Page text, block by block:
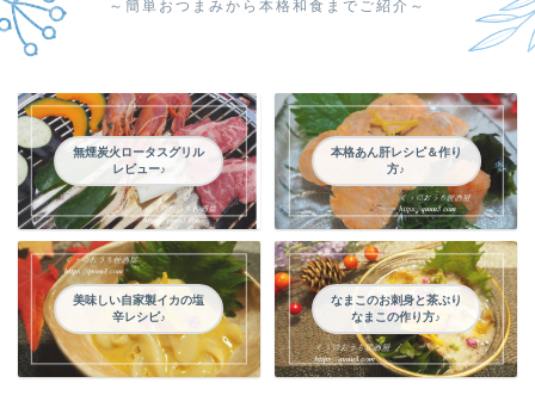
～簡単おつまみから本格和食までご紹介～
無煙炭火ロータスグリル
レビュー♪
本格あん肝レシピ＆作り
方♪
美味しい自家製イカの塩
辛レシピ♪
なまこのお刺身と茶ぶり
なまこの作り方♪